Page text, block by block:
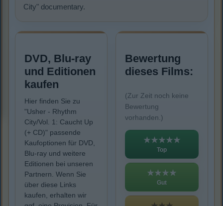
City" documentary.
DVD, Blu-ray
und Editionen
kaufen
Hier finden Sie zu
"Usher - Rhythm
City/Vol. 1: Caucht Up
(+ CD)" passende
Kaufoptionen für DVD,
Blu-ray und weitere
Editionen bei unseren
Partnern. Wenn Sie
über diese Links
kaufen, erhalten wir
Bewertung
dieses Films:
(Zur Zeit noch keine
Bewertung
vorhanden.)
★★★★★
Top
★★★★
Gut